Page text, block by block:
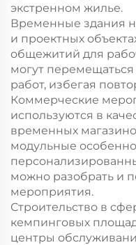
экстренном жилье.
Временные здания
и проектных
общежитий для
могут перемещаться
работ, избегая
Коммерческие
используются в
временных
модульные
можно разобрать и
мероприятия.
Строительство в
кемпинговых
центры